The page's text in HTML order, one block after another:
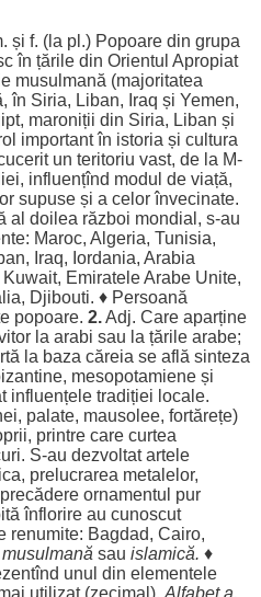
și f. (la pl.) Popoaredin grupa
în țăriledin Orientul Apropiat
musulmană (majoritatea
, în Siria, Liban, Iraq și Yemen,
maroniții din Siria, Liban și
importantîn istoria și cultura
un teritoriu vast, de la M-
influențînd modul de viață,
supuseși a celorînvecinate.
al doilea război mondial , s-au
Maroc, Algeria, Tunisia,
Iraq, Iordania, Arabia
Kuwait, EmirateleArabe Unite,
Djibouti. ♦ Persoană
popoare. 2.Adj. Care aparține
la arabi sau la țările arabe;
la baza căreia se află sinteza
, mesopotamieneși
influențele tradiției locale.
, palate, mausolee, fortărețe)
, printre care curtea
. S-au dezvoltat artele
, prelucrarea metalelor,
precădere ornamentul pur
înflorireau cunoscut
renumite: Bagdad, Cairo,
musulmană sau islamică. ♦
unul din elementele
utilizat(zecimal ). Alfabeta.